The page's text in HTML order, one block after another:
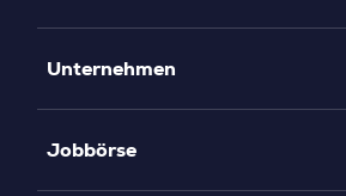
Unternehmen
Jobbörse